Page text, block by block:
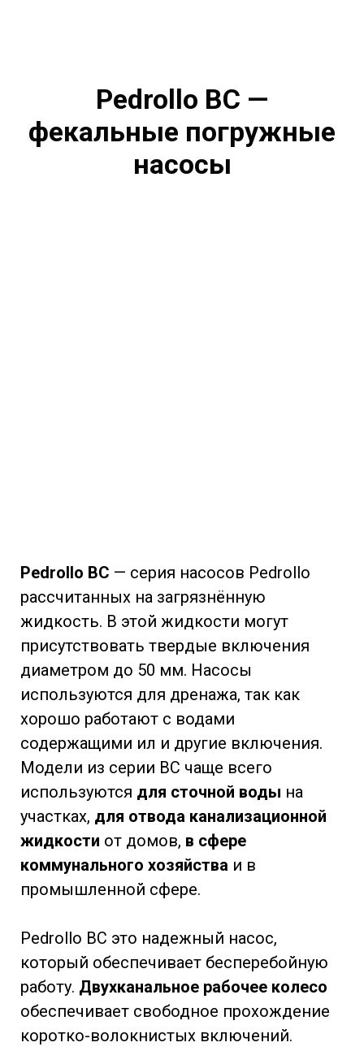
Pedrollo BC —
фекальные погружные
насосы
Pedrollo BC — серия насосов Pedrollo
рассчитанных на загрязнённую
жидкость. В этой жидкости могут
присутствовать твердые включения
диаметром до 50 мм. Насосы
используются для дренажа, так как
хорошо работают с водами
содержащими ил и другие включения.
Модели из серии BC чаще всего
используются для сточной воды на
участках, для отвода канализационной
жидкости от домов, в сфере
коммунального хозяйства и в
промышленной сфере.
Pedrollo BC это надежный насос,
который обеспечивает бесперебойную
работу. Двухканальное рабочее колесо
обеспечивает свободное прохождение
коротко-волокнистых включений.